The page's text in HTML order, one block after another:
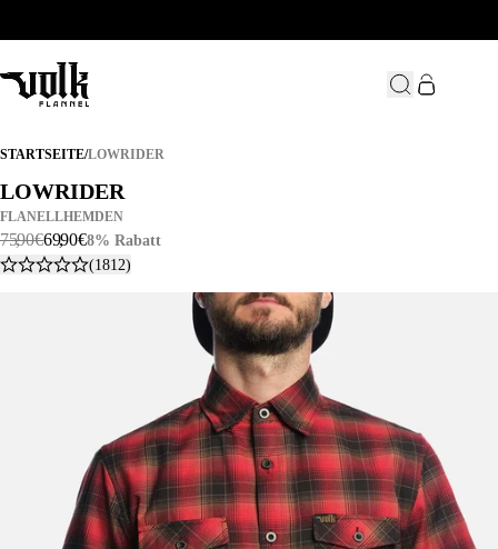
STARTSEITE/LOWRIDER
LOWRIDER
LOWRIDER
LOWRIDER
FLANELLHEMDEN
75,90€69,90€8% Rabatt
(1812)